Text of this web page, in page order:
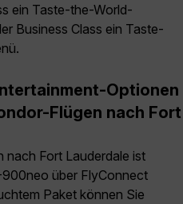
ein Taste-the-World-
Business Class ein Taste-
Optionen
Flügen nach Fort
Fort Lauderdale ist
über FlyConnect
Paket können Sie